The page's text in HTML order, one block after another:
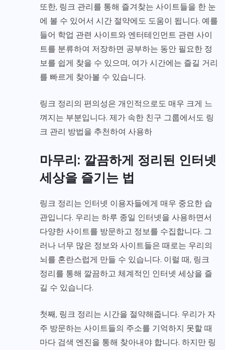
또한, 링크 관리를 통해 즐겨찾는 사이트들을 한 눈
에 볼 수 있어서 시간 절약에도 도움이 됩니다. 예를
들어 학업 관련 사이트와 엔터테인먼트 관련 사이
트를 분류하여 저장하면 공부하는 동안 필요한 정
보를 쉽게 찾을 수 있으며, 여가 시간에는 즐길 거리
를 빠르게 찾아볼 수 있습니다.
링크 정리의 편의성은 개인적으로도 매우 크게 느
껴지는 부분입니다. 제가 속한 친구 그룹에서도 링
크 관리 방법을 추천하여 사용하
마무리: 깔끔하게 정리된 인터넷
세상을 즐기는 법
링크 정리는 인터넷 이용자들에게 매우 중요한 습
관입니다. 우리는 하루 종일 인터넷을 사용하면서
다양한 사이트를 방문하고 정보를 수집합니다. 그
러나 너무 많은 정보와 사이트들은 때로는 우리의
뇌를 혼란스럽게 만들 수 있습니다. 이럴 때, 링크
정리를 통해 깔끔하고 체계적인 인터넷 세상을 즐
길 수 있습니다.
첫째, 링크 정리는 시간을 절약해줍니다. 우리가 자
주 방문하는 사이트들의 주소를 기억하지 못할 때
마다 검색 엔진을 통해 찾아내야 합니다. 하지만 링